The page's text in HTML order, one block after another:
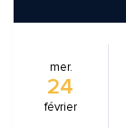
mer.
24
février